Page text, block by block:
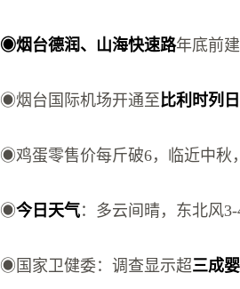
◉烟台德润、山海快速路年底前建
◉烟台国际机场开通至 比利时列
◉鸡蛋零售价每斤破6，临近中秋
◉今日天气：多云间晴，东北风
◉国家卫健委：调查显示超三成